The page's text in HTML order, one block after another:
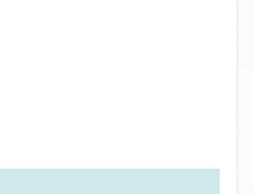
ング
ー
付開始